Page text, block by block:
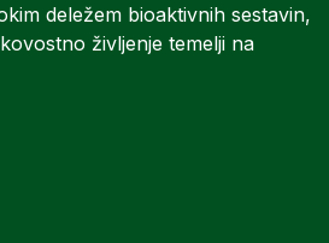
deležem bioaktivnih sestavin,
življenje temelji na